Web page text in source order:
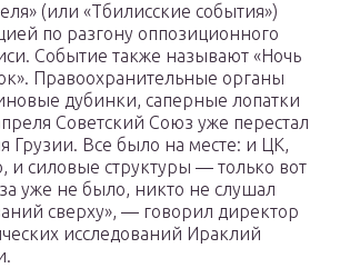
(или «Тбилисские события»)
по разгону оппозиционного
Событие также называют «Ночь
Правоохранительные органы
дубинки, саперные лопатки
Советский Союз уже перестал
Грузии. Все было на месте: и ЦК,
и силовые структуры — только вот
уже не было, никто не слушал
сверху», — говорил директор
исследований Ираклий